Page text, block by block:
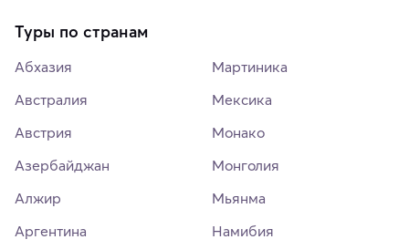
Туры по странам
Абхазия
Австралия
Австрия
Азербайджан
Алжир
Аргентина
Мартиника
Мексика
Монако
Монголия
Мьянма
Намибия